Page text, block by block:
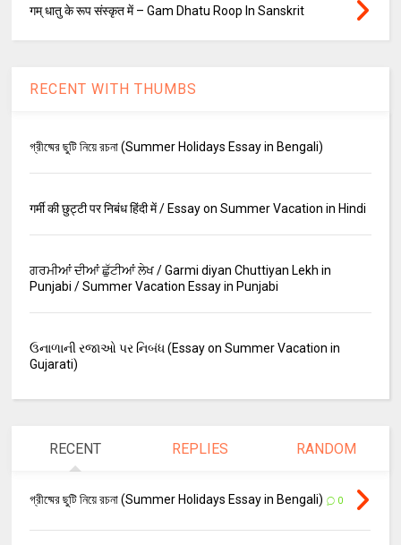
गम् धातु के रूप संस्कृत में – Gam Dhatu Roop In Sanskrit
RECENT WITH THUMBS
গ্রীষ্মের ছুটি নিয়ে রচনা (Summer Holidays Essay in Bengali)
गर्मी की छुट्टी पर निबंध हिंदी में / Essay on Summer Vacation in Hindi
ਗਰਮੀਆਂ ਦੀਆਂ ਛੁੱਟੀਆਂ ਲੇਖ / Garmi diyan Chuttiyan Lekh in
Punjabi / Summer Vacation Essay in Punjabi
ઉનાળાની રજાઓ પર નિબંધ (Essay on Summer Vacation in
Gujarati)
RECENT REPLIES RANDOM
গ্রীষ্মের ছুটি নিয়ে রচনা (Summer Holidays Essay in Bengali) 0